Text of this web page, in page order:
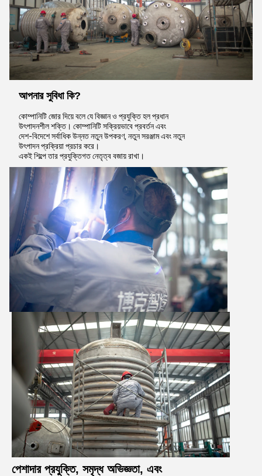
আপনার সুবিধা কি?
কোম্পানিটি জোর দিয়ে বলে যে বিজ্ঞান ও প্রযুক্তি হল প্রধান
উৎপাদনশীল শক্তি। কোম্পানিটি সক্রিয়ভাবে প্রবর্তন এবং
দেশ-বিদেশে সর্বাধিক উন্নত নতুন উপকরণ, নতুন সরঞ্জাম এবং নতুন
উৎপাদন প্রক্রিয়া প্রচার করে।
একই শিল্পে তার প্রযুক্তিগত নেতৃত্ব বজায় রাখা।
পেশাদার প্রযুক্তি, সমৃদ্ধ অভিজ্ঞতা, এবং